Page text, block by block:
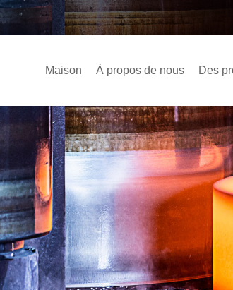
Maison À propos de nous Des